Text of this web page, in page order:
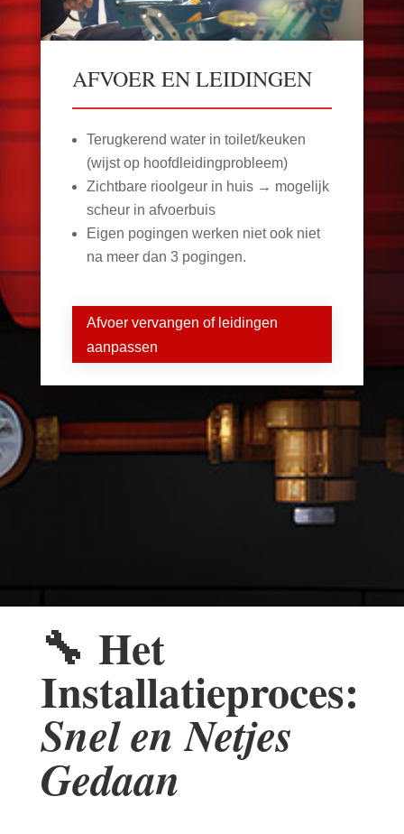
AFVOER EN LEIDINGEN
Terugkerend water in toilet/keuken
(wijst op hoofdleidingprobleem)
Zichtbare rioolgeur in huis → mogelijk
scheur in afvoerbuis
Eigen pogingen werken niet ook niet
na meer dan 3 pogingen.
Afvoer vervangen of leidingen
aanpassen
🔧 Het
Installatieproces:
Snel en Netjes
Gedaan